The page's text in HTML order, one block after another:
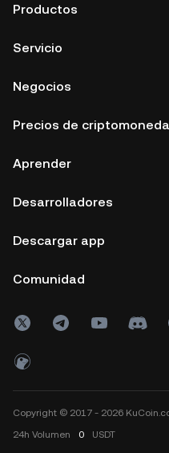
Productos
Servicio
Negocios
Precios de
Aprender
Desarrolladores
Descargar app
Comunidad
Copyright © 2017 - 2026
24h Volumen 0 USDT